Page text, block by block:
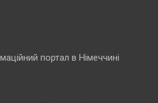
портал в Німеччині